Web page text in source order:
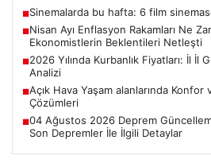
■Sinemalarda bu hafta: 6 film
■Nisan Ayı Enflasyon Rakamları Ne
Ekonomistlerin Beklentileri Netleşti
■2026 Yılında Kurbanlık Fiyatları: İl İl
Analizi
■Açık Hava Yaşam alanlarında Konfor
Çözümleri
■04 Ağustos 2026 Deprem
Son Depremler İle İlgili Detaylar